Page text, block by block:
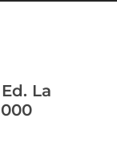
Ed. La